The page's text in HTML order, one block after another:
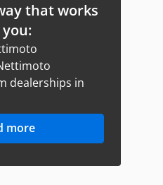
that works
dealerships in
more